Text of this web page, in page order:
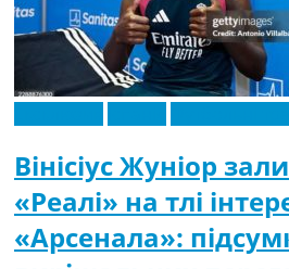
Вінісіус Жуніор
«Реалі» на тлі
«Арсенала»: